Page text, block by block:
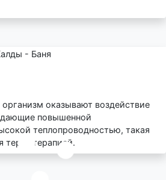
организм оказывают воздействие
повышенной
теплопроводностью, такая
термотерапией.